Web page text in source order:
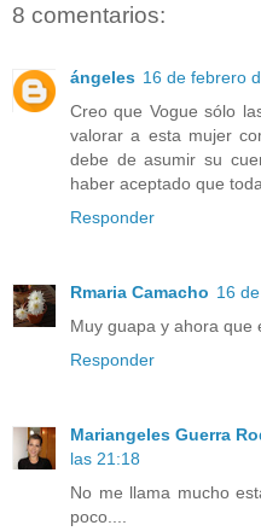
8 comentarios:
ángeles 16 de febrero
Creo que Vogue sólo
valorar a esta mujer
debe de asumir su
haber aceptado que
Responder
Rmaria Camacho 16
Muy guapa y ahora que
Responder
Mariangeles Guerra
las 21:18
No me llama mucho
poco....